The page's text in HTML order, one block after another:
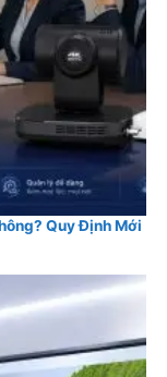
Quy Định Mới